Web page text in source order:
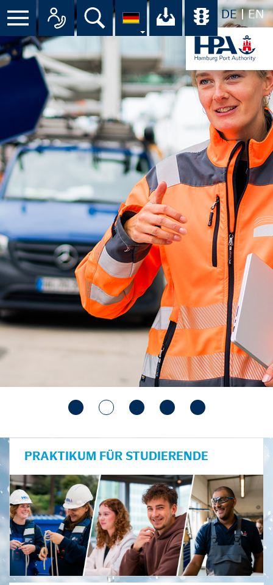
DE EN
Menü Alle Ansprechpartner im
Suche Ihr Download-
PRAKTIKUM FÜR STUDIERENDE